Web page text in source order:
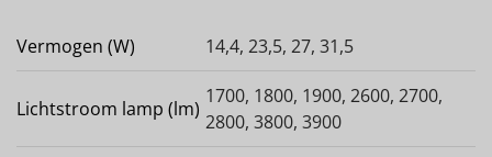
Vermogen (W) 14,4, 23,5, 27, 31,5
Lichtstroom lamp (lm)
1700, 1800, 1900, 2600, 2700,
2800, 3800, 3900